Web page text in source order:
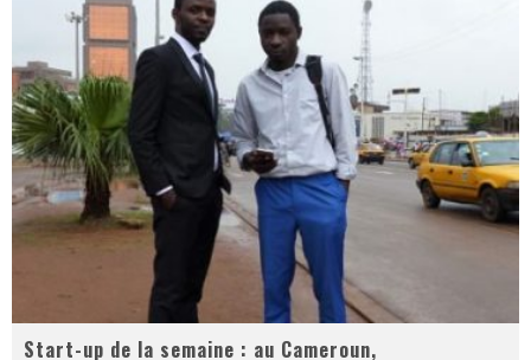
Start-up de la semaine : au Cameroun,